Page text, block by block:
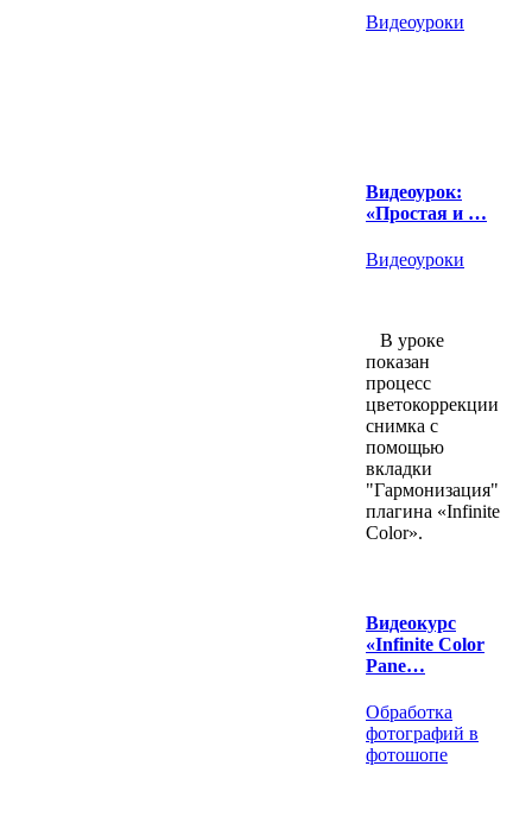
Видеоуроки
Видеоурок:
«Простая и …
Видеоуроки
В уроке
показан
процесс
цветокоррекции
снимка с
помощью
вкладки
"Гармонизация"
плагина «Infinite
Color».
Видеокурс
«Infinite Color
Pane…
Обработка
фотографий в
фотошопе